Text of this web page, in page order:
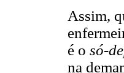
Assim,
é o só-
na